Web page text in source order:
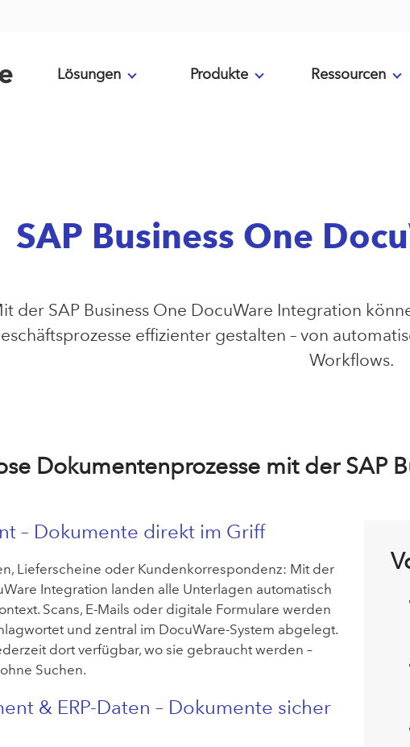
Lösungen Produkte Ressourcen
SAP Business One
der SAP Business One DocuWare Integration
effizienter gestalten – von
Workflows.
Dokumentenprozesse mit der SAP
– Dokumente direkt im Griff
Lieferscheine oder Kundenkorrespondenz: Mit der
Integration landen alle Unterlagen automatisch
Scans, E-Mails oder digitale Formulare werden
und zentral im DocuWare-System abgelegt.
dort verfügbar, wo sie gebraucht werden –
Suchen.
& ERP-Daten – Dokumente sicher